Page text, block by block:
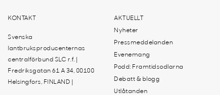
KONTAKT
Svenska
lantbruksproducenternas
centralförbund SLC r.f. |
Fredriksgatan 61 A 34, 00100
Helsingfors, FINLAND |
AKTUELLT
Nyheter
Pressmeddelanden
Evenemang
Podd: Framtidsodlarna
Debatt & blogg
Utlåtanden